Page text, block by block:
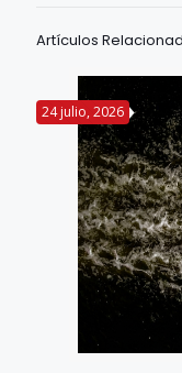
Artículos
24 julio, 2026